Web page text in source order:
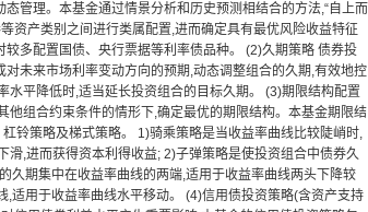
管理。本基金通过情景分析和历史预测相结合的方法,“自上而
资产类别之间进行类属配置,进而确定具有最优风险收益特征
多配置国债、央行票据等利率债品种。 (2)久期策略 债券投
未来市场利率变动方向的预期,动态调整组合的久期,有效地控
平降低时,适当延长投资组合的目标久期。 (3)期限结构配置
组合约束条件的情形下,确定最优的期限结构。本基金期限结
铃策略及梯式策略。 1)骑乘策略是当收益率曲线比较陡峭时,
,进而获得资本利得收益; 2)子弹策略是使投资组合中债券久
久期集中在收益率曲线的两端,适用于收益率曲线两头下降较
适用于收益率曲线水平移动。 (4)信用债投资策略(含资产支持